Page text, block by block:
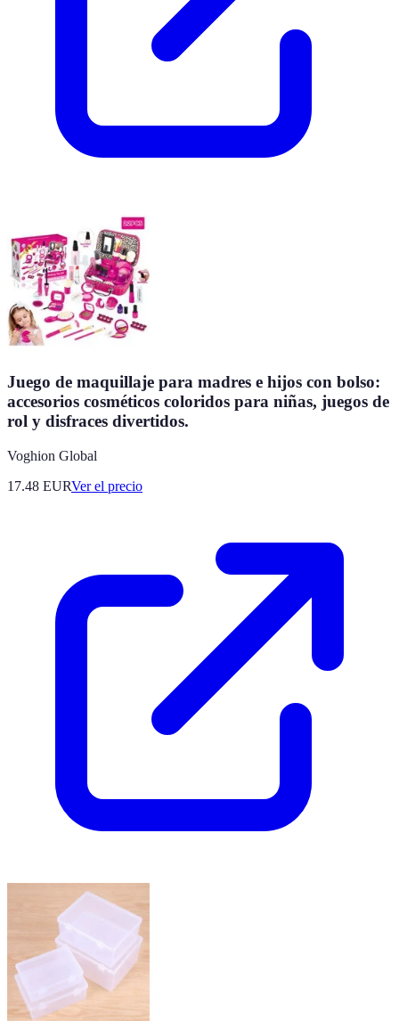
Juego de maquillaje para madres e hijos con bolso:
accesorios cosméticos coloridos para niñas, juegos de
rol y disfraces divertidos.
Voghion Global
17.48 EURVer el precio